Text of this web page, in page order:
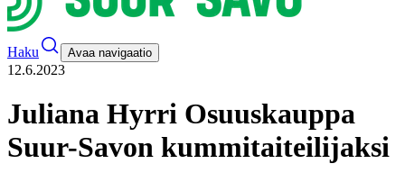
Haku Avaa navigaatio
12.6.2023
Juliana Hyrri Osuuskauppa
Suur-Savon kummitaiteilijaksi